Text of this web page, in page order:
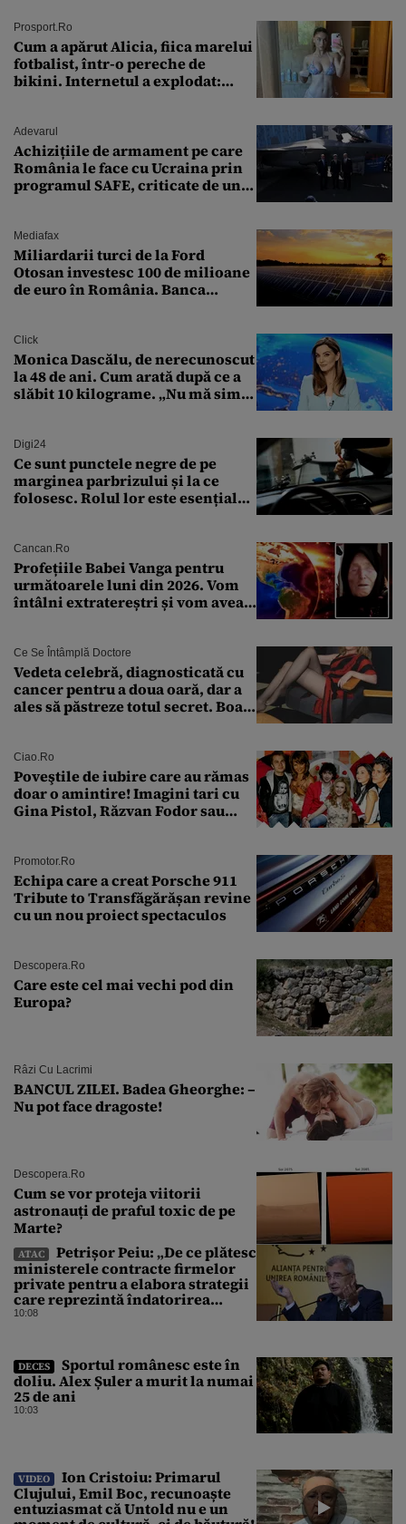
Prosport.ro
Cum a apărut Alicia, fiica marelui
fotbalist, într-o pereche de
bikini. Internetul a explodat:
Adevarul
Achizițiile de armament pe care
România le face cu Ucraina prin
programul SAFE, criticate de un
Mediafax
Miliardarii turci de la Ford
Otosan investesc 100 de milioane
de euro în România. Banca
Click
Monica Dascălu, de nerecunoscut
la 48 de ani. Cum arată după ce a
slăbit 10 kilograme. „Nu mă simt
Digi24
Ce sunt punctele negre de pe
marginea parbrizului și la ce
folosesc. Rolul lor este esențial
Cancan.ro
Profețiile Babei Vanga pentru
următoarele luni din 2026. Vom
întâlni extratereștri și vom avea
Ce Se Întâmplă Doctore
Vedeta celebră, diagnosticată cu
cancer pentru a doua oară, dar a
ales să păstreze totul secret. Boala
Ciao.ro
Poveştile de iubire care au rămas
doar o amintire! Imagini tari cu
Gina Pistol, Răzvan Fodor sau
Promotor.ro
Echipa care a creat Porsche 911
Tribute to Transfăgărășan revine
cu un nou proiect spectaculos
Descopera.ro
Care este cel mai vechi pod din
Europa?
Râzi Cu Lacrimi
BANCUL ZILEI. Badea Gheorghe: –
Nu pot face dragoste!
Descopera.ro
Cum se vor proteja viitorii
astronauți de praful toxic de pe
Marte?
ATAC
Petrișor Peiu: „De ce plătesc
ministerele contracte firmelor
private pentru a elabora strategii
care reprezintă îndatorirea
angajaților din minister?”
10:08
DECES
Sportul românesc este în
doliu. Alex Șuler a murit la numai
25 de ani
10:03
VIDEO
Ion Cristoiu: Primarul
Clujului, Emil Boc, recunoaște
entuziasmat că Untold nu e un